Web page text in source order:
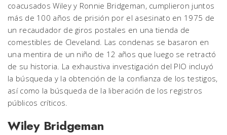
coacusados Wiley y Ronnie Bridgeman, cumplieron juntos
más de 100 años de prisión por el asesinato en 1975 de
un recaudador de giros postales en una tienda de
comestibles de Cleveland. Las condenas se basaron en
una mentira de un niño de 12 años que luego se retractó
de su historia. La exhaustiva investigación del PIO incluyó
la búsqueda y la obtención de la confianza de los testigos,
así como la búsqueda de la liberación de los registros
públicos críticos.
Wiley Bridgeman